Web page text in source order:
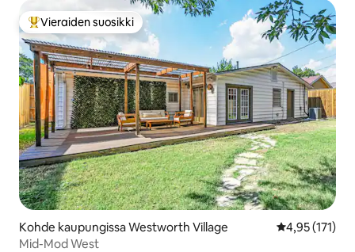
Vieraiden suosikkien parhaimmistoa
Vieraiden suosikki
Kohde kaupungissa Westworth Village
4,95 (171)
Mid-Mod West